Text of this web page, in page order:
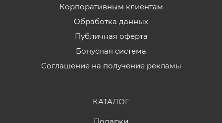
Корпоративным клиентам
Обработка данных
Публичная оферта
Бонусная система
Соглашение на получение рекламы
КАТАЛОГ